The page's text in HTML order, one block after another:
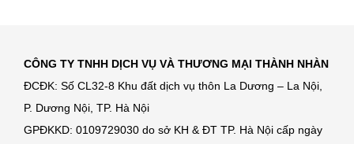
CÔNG TY TNHH DỊCH VỤ VÀ THƯƠNG MẠI THÀNH NHÀN
ĐCĐK: Số CL32-8 Khu đất dịch vụ thôn La Dương – La Nội,
P. Dương Nội, TP. Hà Nội
GPĐKKD: 0109729030 do sở KH & ĐT TP. Hà Nội cấp ngày